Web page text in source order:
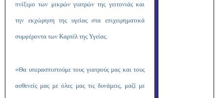
πνίξιμο των μικρών γιατρών της γειτονιάς και
την εκχώρηση της υγείας στα επιχειρηματικά
συμφέροντα των Καρτέλ της Υγείας.
«Θα υπερασπιστούμε τους γιατρούς μας και τους
ασθενείς μας με όλες μας τις δυνάμεις, μαζί με